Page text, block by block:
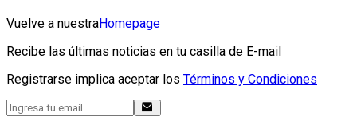
Vuelve a nuestraHomepage
Recibe las últimas noticias en tu casilla de E-mail
Registrarse implica aceptar los Términos y Condiciones